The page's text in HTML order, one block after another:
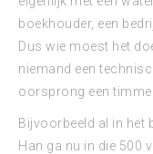
boekhouder, een
Dus wie moest het
niemand een
oorsprong een
Bijvoorbeeld al in het
Han ga nu in die 500